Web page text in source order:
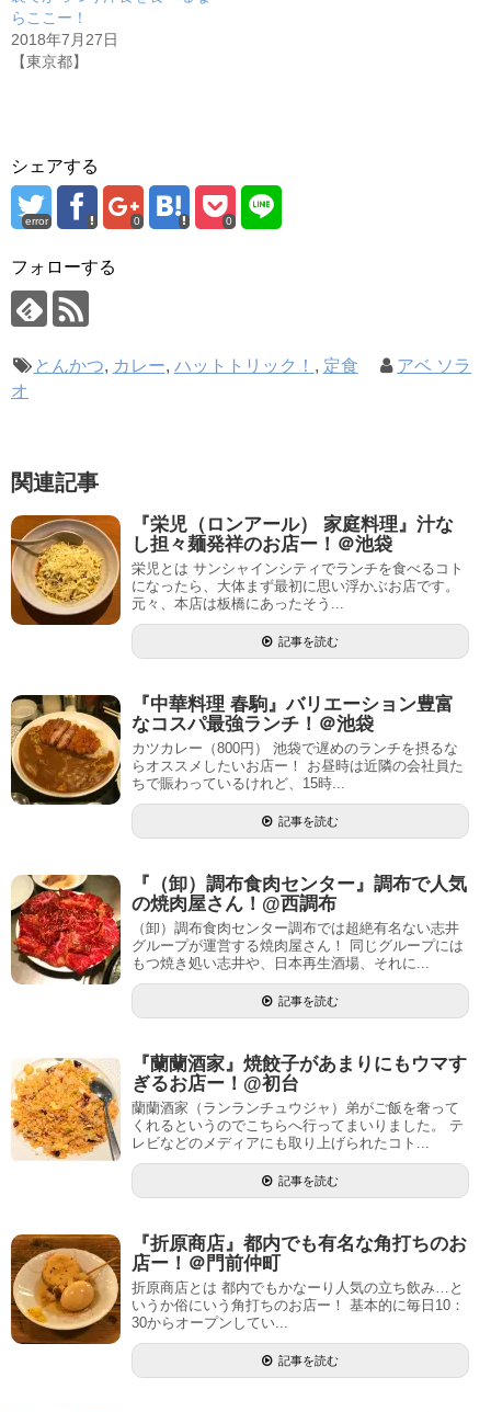
らここー！
2018年7月27日
【東京都】
シェアする
error 0 0
フォローする
とんかつ, カレー, ハットトリック！ , 定食
アベ ソラ
オ
関連記事
『栄児（ロンアール） 家庭料理』汁な
し担々麺発祥のお店ー！＠池袋
栄児とは サンシャインシティでランチを食べるコト
になったら、大体まず最初に思い浮かぶお店です。
元々、本店は板橋にあったそう...
記事を読む
『中華料理 春駒』バリエーション豊富
なコスパ最強ランチ！＠池袋
カツカレー（800円） 池袋で遅めのランチを摂るな
らオススメしたいお店ー！ お昼時は近隣の会社員た
ちで賑わっているけれど、15時...
記事を読む
『（卸）調布食肉センター』調布で人気
の焼肉屋さん！@西調布
（卸）調布食肉センター調布では超絶有名ない志井
グループが運営する焼肉屋さん！ 同じグループには
もつ焼き処い志井や、日本再生酒場、それに...
記事を読む
『蘭蘭酒家』焼餃子があまりにもウマす
ぎるお店ー！@初台
蘭蘭酒家（ランランチュウジャ）弟がご飯を奢って
くれるというのでこちらへ行ってまいりました。 テ
レビなどのメディアにも取り上げられたコト...
記事を読む
『折原商店』都内でも有名な角打ちのお
店ー！＠門前仲町
折原商店とは 都内でもかなーり人気の立ち飲み…と
いうか俗にいう角打ちのお店ー！ 基本的に毎日10：
30からオープンしてい...
記事を読む